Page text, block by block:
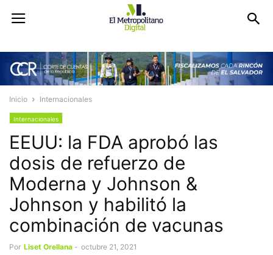
Inicio Internacionales
Internacionales
EEUU: la FDA aprobó las
dosis de refuerzo de
Moderna y Johnson &
Johnson y habilitó la
combinación de vacunas
Por Liset Orellana - octubre 21, 2021